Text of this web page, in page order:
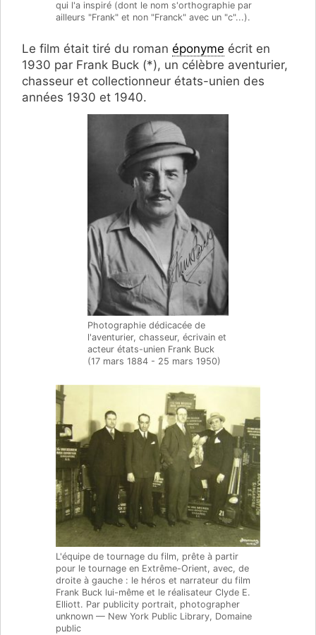
qui l'a inspiré (dont le nom s'orthographie par
ailleurs "Frank" et non "Franck" avec un "c"...).
Le film était tiré du roman éponyme écrit en
1930 par Frank Buck (*), un célèbre aventurier,
chasseur et collectionneur états-unien des
années 1930 et 1940.
Photographie dédicacée de
l'aventurier, chasseur, écrivain et
acteur états-unien Frank Buck
(17 mars 1884 - 25 mars 1950)
L'équipe de tournage du film, prête à partir
pour le tournage en Extrême-Orient, avec, de
droite à gauche : le héros et narrateur du film
Frank Buck lui-même et le réalisateur Clyde E.
Elliott. Par publicity portrait, photographer
unknown — New York Public Library, Domaine
public